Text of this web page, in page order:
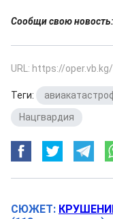
Сообщи свою
URL: https://
Теги:
Нацгвардия
СЮЖЕТ: